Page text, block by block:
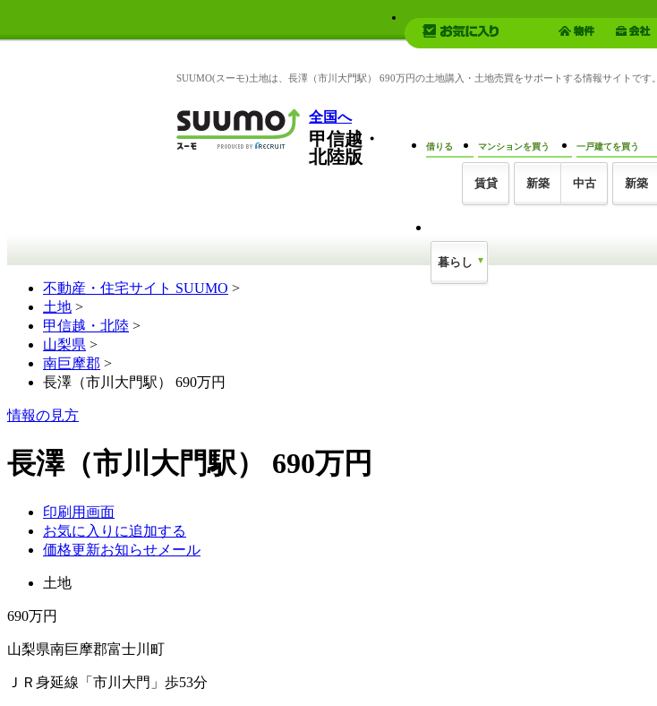
SUUMO(スーモ)土地は、長澤（市川大門駅） 690万円の土地購入・土地売買をサポートする情報サイトです。
全国へ
甲信越・
北陸版
借りる
賃貸
マンションを買う
新築 中古
一戸建てを買う
新築
暮らし
不動産・住宅サイト SUUMO >
土地 >
甲信越・北陸 >
山梨県 >
南巨摩郡 >
長澤（市川大門駅） 690万円
情報の見方
長澤（市川大門駅） 690万円
印刷用画面
お気に入りに追加する
価格更新お知らせメール
土地
690万円
山梨県南巨摩郡富士川町
ＪＲ身延線「市川大門」歩53分